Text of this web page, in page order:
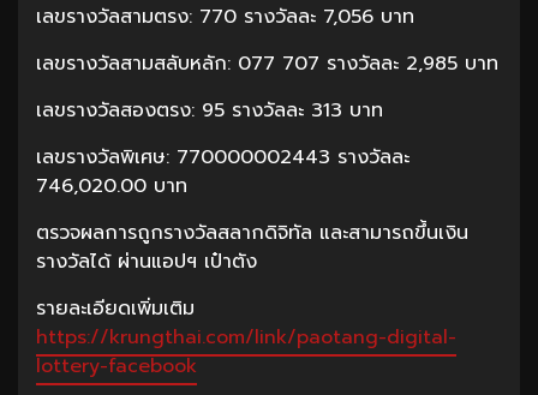
เลขรางวัลสามตรง: 770 รางวัลละ 7,056 บาท
เลขรางวัลสามสลับหลัก: 077 707 รางวัลละ 2,985 บาท
เลขรางวัลสองตรง: 95 รางวัลละ 313 บาท
เลขรางวัลพิเศษ: 770000002443 รางวัลละ
746,020.00 บาท
ตรวจผลการถูกรางวัลสลากดิจิทัล และสามารถขึ้นเงิน
รางวัลได้ ผ่านแอปฯ เป๋าตัง
รายละเอียดเพิ่มเติม
https://krungthai.com/link/paotang-digital-
lottery-facebook